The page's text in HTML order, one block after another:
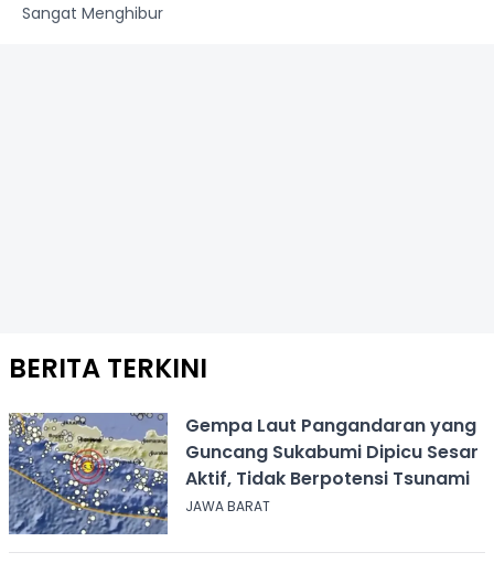
Sangat Menghibur
BERITA TERKINI
Gempa Laut Pangandaran yang
Guncang Sukabumi Dipicu Sesar
Aktif, Tidak Berpotensi Tsunami
JAWA BARAT